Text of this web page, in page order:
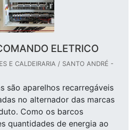
ELETRICO
E CALDEIRARIA / SANTO ANDRÉ -
são aparelhos recarregáveis
no alternador das marcas
Como os barcos
quantidades de energia ao